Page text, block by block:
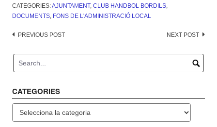
CATEGORIES:AJUNTAMENT, CLUB HANDBOL BORDILS,
DOCUMENTS, FONS DE L'ADMINISTRACIÓ LOCAL
Post
PREVIOUS POST NEXT POST
CATEGORIES